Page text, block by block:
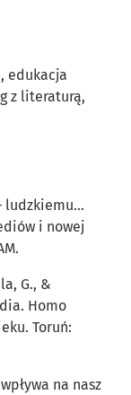
edukacja
z literaturą
ludzkiemu…
i nowej
G., &
Homo
Toruń:
na nasz